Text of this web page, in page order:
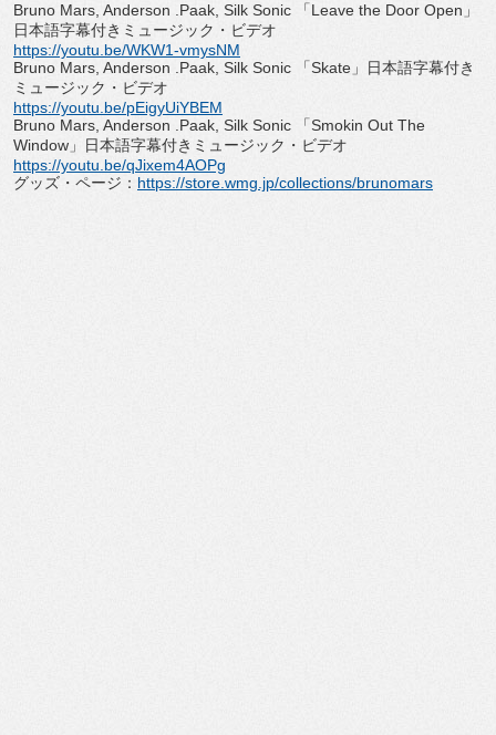
Bruno Mars, Anderson .Paak, Silk Sonic
「Leave the Door Open 」
日本語字幕付きミュージック・ビデオ
https://youtu.be/WKW1-vmysNM
Bruno Mars, Anderson .Paak, Silk Sonic
「Skate 」日本語字幕付き
ミュージック・ビデオ
https://youtu.be/pEigyUiYBEM
Bruno Mars, Anderson .Paak, Silk Sonic
「Smokin Out The
Window 」日本語字幕付きミュージック・ビデオ
https://youtu.be/qJixem4AOPg
グッズ・ページ： https://store.wmg.jp/collections/brunomars